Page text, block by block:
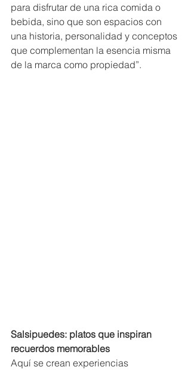
para disfrutar de una rica comida o
bebida, sino que son espacios con
una historia, personalidad y conceptos
que complementan la esencia misma
de la marca como propiedad”.
Salsipuedes: platos que inspiran
recuerdos memorables
Aquí se crean experiencias